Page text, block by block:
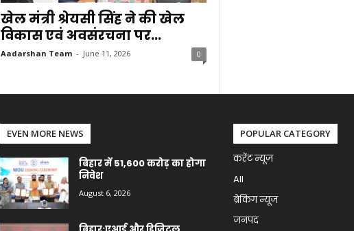
खेल मंत्री श्रेयसी सिंह ने की खेल
विकास एवं अवसंरचना पर...
Aadarshan Team - June 11, 2026 0
EVEN MORE NEWS
बिहार में 51,600 करोड़ का होगा
निवेश
August 6, 2026
POPULAR CATEGORY
करेंट न्यूज़
All
ब्रेकिंग न्यूज
जनपद